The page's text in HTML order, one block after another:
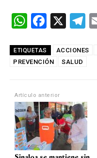
W
at
s
p
p
F
ce
b
o
k
X
T
e
m
ETIQUETAS ACCIONES
PREVENCIÓN
SALUD
Artículo anterior